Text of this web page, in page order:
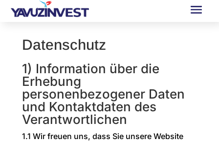
Datenschutz
1) Information über die
Erhebung
personenbezogener Daten
und Kontaktdaten des
Verantwortlichen
1.1 Wir freuen uns, dass Sie unsere Website